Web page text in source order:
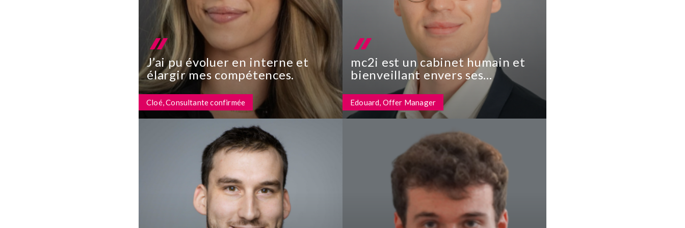
J’ai pu évoluer en interne et
élargir mes compétences.
Cloé, Consultante confirmée
mc2i est un cabinet humain et
bienveillant envers ses
collaborateurs et ses clients.
Edouard, Offer Manager